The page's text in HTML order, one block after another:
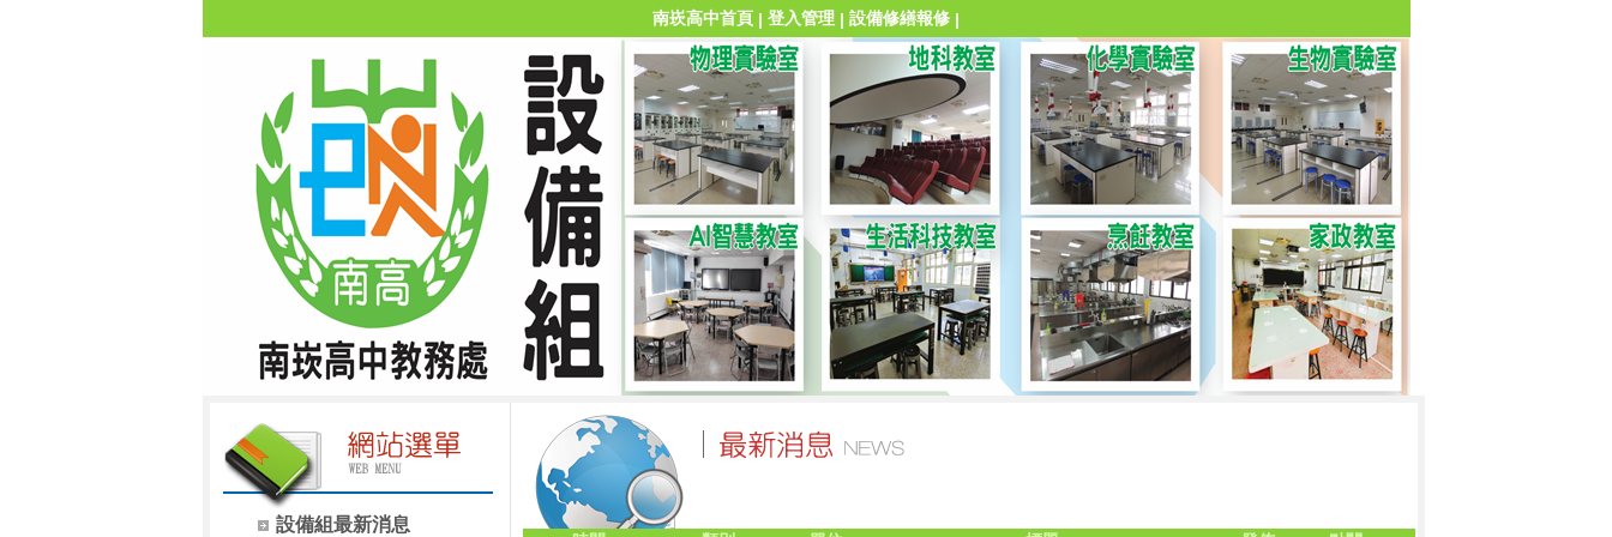
南崁高中首頁 | 登入管理 | 設備修繕報修 |
設備組最新消息